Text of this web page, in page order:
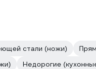
стали (ножи)
Недорогие